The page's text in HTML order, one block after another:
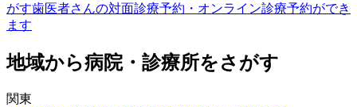
がす歯医者さんの対面診療予約・オンライン診療予約ができ
ます
地域から病院・診療所をさがす
関東